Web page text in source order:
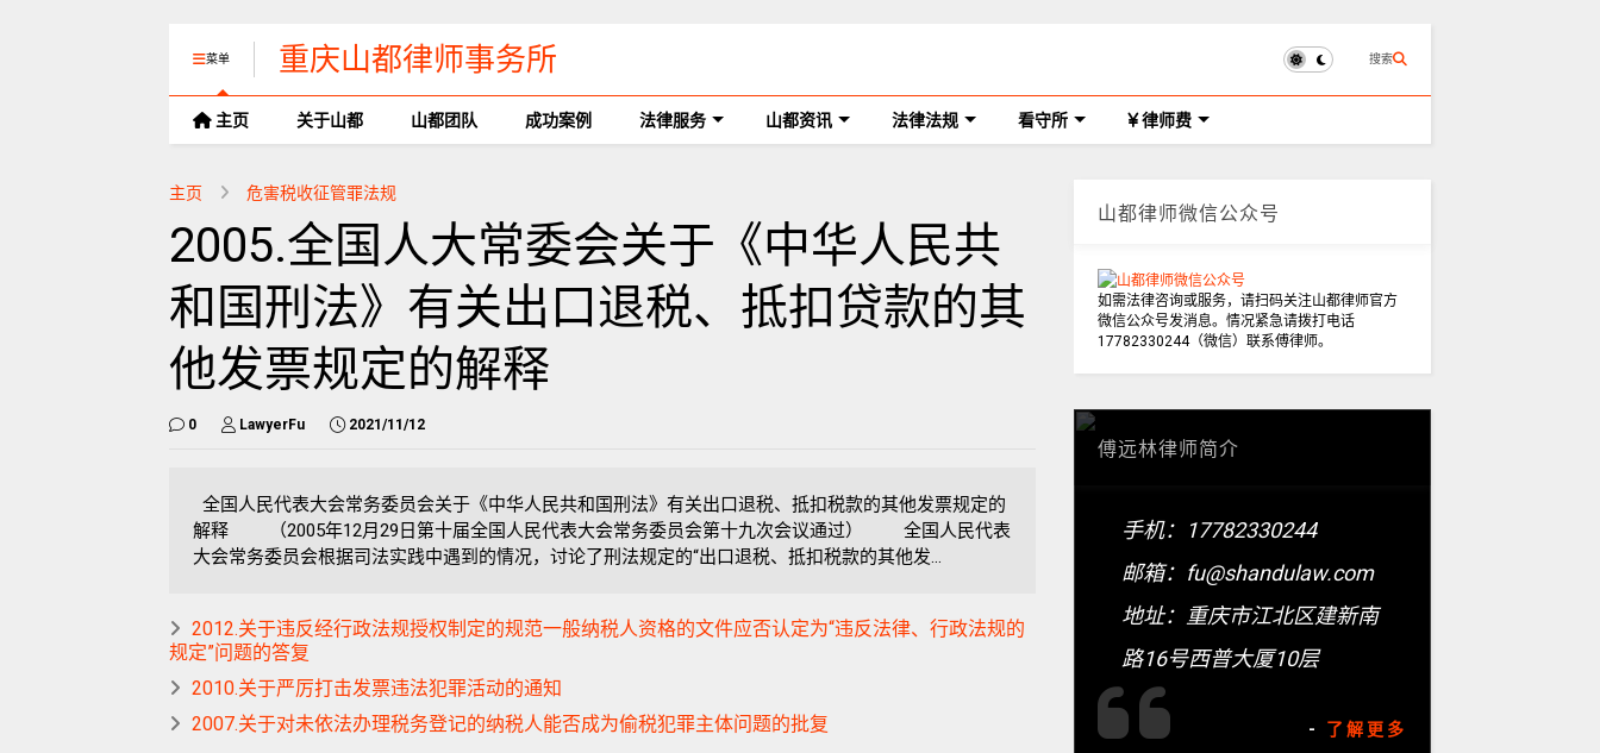
菜单 重庆山都律师事务所 搜索
主页 关于山都 山都团队 成功案例 法律服务 山都资讯 法律法规 看守所 律师费
主页 危害税收征管罪法规
2005.全国人大常委会关于《中华人民共
和国刑法》有关出口退税、抵扣贷款的其
他发票规定的解释
0 LawyerFu 2021/11/12
全国人民代表大会常务委员会关于《中华人民共和国刑法》有关出口退税、抵扣税款的其他发票规定的
解释 （2005年12月29日第十届全国人民代表大会常务委员会第十九次会议通过） 全国人民代表
大会常务委员会根据司法实践中遇到的情况，讨论了刑法规定的“出口退税、抵扣税款的其他发...
2012.关于违反经行政法规授权制定的规范一般纳税人资格的文件应否认定为“违反法律、行政法规的
规定”问题的答复
2010.关于严厉打击发票违法犯罪活动的通知
2007.关于对未依法办理税务登记的纳税人能否成为偷税犯罪主体问题的批复
山都律师微信公众号
如需法律咨询或服务，请扫码关注山都律师官方
微信公众号发消息。情况紧急请拨打电话
17782330244（微信）联系傅律师。
傅远林律师简介
手机：17782330244
邮箱：fu@shandulaw.com
地址：重庆市江北区建新南
路16号西普大厦10层
- 了解更多